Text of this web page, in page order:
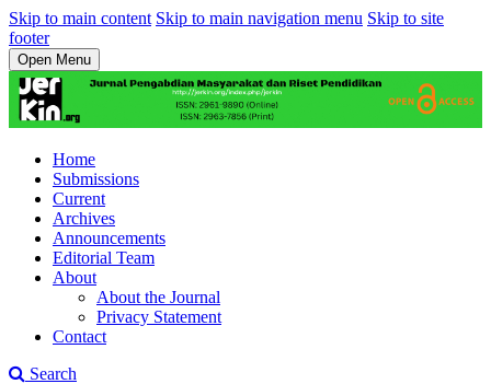
Skip to main content Skip to main navigation menu Skip to site
footer
Open Menu
Home
Submissions
Current
Archives
Announcements
Editorial Team
About
About the Journal
Privacy Statement
Contact
Search